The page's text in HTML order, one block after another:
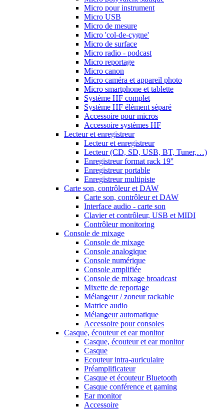
Micro pour instrument
Micro USB
Micro de mesure
Micro 'col-de-cygne'
Micro de surface
Micro radio - podcast
Micro reportage
Micro canon
Micro caméra et appareil photo
Micro smartphone et tablette
Système HF complet
Système HF élément séparé
Accessoire pour micros
Accessoire systèmes HF
Lecteur et enregistreur
Lecteur et enregistreur
Lecteur (CD, SD, USB, BT, Tuner,…)
Enregistreur format rack 19''
Enregistreur portable
Enregistreur multipiste
Carte son, contrôleur et DAW
Carte son, contrôleur et DAW
Interface audio - carte son
Clavier et contrôleur, USB et MIDI
Contrôleur monitoring
Console de mixage
Console de mixage
Console analogique
Console numérique
Console amplifiée
Console de mixage broadcast
Mixette de reportage
Mélangeur / zoneur rackable
Matrice audio
Mélangeur automatique
Accessoire pour consoles
Casque, écouteur et ear monitor
Casque, écouteur et ear monitor
Casque
Ecouteur intra-auriculaire
Préamplificateur
Casque et écouteur Bluetooth
Casque conférence et gaming
Ear monitor
Accessoire